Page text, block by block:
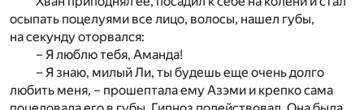
осыпать поцелуями все лицо, волосы, нашел губы,
на секунду оторвался:
– Я люблю тебя, Аманда!
– Я знаю, милый Ли, ты будешь еще очень долго
любить меня, – прошептала ему Азэми и крепко сама